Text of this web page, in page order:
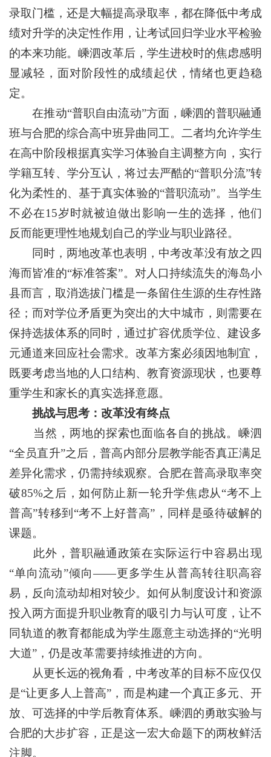
录取门槛，还是大幅提高录取率，都在降低中考成
绩对升学的决定性作用，让考试回归学业水平检验
的本来功能。嵊泗改革后，学生进校时的焦虑感明
显减轻，面对阶段性的成绩起伏，情绪也更趋稳
定。
在推动“普职自由流动”方面，嵊泗的普职融通
班与合肥的综合高中班异曲同工。二者均允许学生
在高中阶段根据真实学习体验自主调整方向，实行
学籍互转、学分互认，将过去严酷的“普职分流”转
化为柔性的、基于真实体验的“普职流动”。当学生
不必在15岁时就被迫做出影响一生的选择，他们
反而能更理性地规划自己的学业与职业路径。
同时，两地改革也表明，中考改革没有放之四
海而皆准的“标准答案”。对人口持续流失的海岛小
县而言，取消选拔门槛是一条留住生源的生存性路
径；而对学位矛盾更为突出的大中城市，则需要在
保持选拔体系的同时，通过扩容优质学位、建设多
元通道来回应社会需求。改革方案必须因地制宜，
既要考虑当地的人口结构、教育资源现状，也要尊
重学生和家长的真实选择意愿。
挑战与思考：改革没有终点
当然，两地的探索也面临各自的挑战。嵊泗
“全员直升”之后，普高内部分层教学能否真正满足
差异化需求，仍需持续观察。合肥在普高录取率突
破85%之后，如何防止新一轮升学焦虑从“考不上
普高”转移到“考不上好普高”，同样是亟待破解的
课题。
此外，普职融通政策在实际运行中容易出现
“单向流动”倾向——更多学生从普高转往职高容
易，反向流动却相对较少。如何从制度设计和资源
投入两方面提升职业教育的吸引力与认可度，让不
同轨道的教育都能成为学生愿意主动选择的“光明
大道”，仍是改革需要持续推进的方向。
从更长远的视角看，中考改革的目标不应仅仅
是“让更多人上普高”，而是构建一个真正多元、开
放、可选择的中学后教育体系。嵊泗的勇敢实验与
合肥的大步扩容，正是这一宏大命题下的两枚鲜活
注脚。